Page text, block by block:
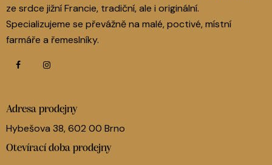
ze srdce jižní Francie, tradiční, ale i originální.
Specializujeme se převážně na malé, poctivé, místní
farmáře a řemeslníky.
Adresa prodejny
Hybešova 38, 602 00 Brno
Otevírací doba prodejny